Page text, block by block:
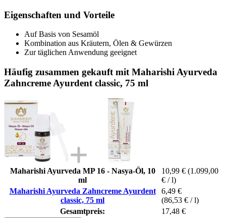
Eigenschaften und Vorteile
Auf Basis von Sesamöl
Kombination aus Kräutern, Ölen & Gewürzen
Zur täglichen Anwendung geeignet
Häufig zusammen gekauft mit Maharishi Ayurveda
Zahncreme Ayurdent classic, 75 ml
Maharishi Ayurveda MP 16 - Nasya-Öl, 10
ml
10,99 € (1.099,00
€ / l)
Maharishi Ayurveda Zahncreme Ayurdent
classic, 75 ml
6,49 €
(86,53 € / l)
Gesamtpreis:
17,48 €